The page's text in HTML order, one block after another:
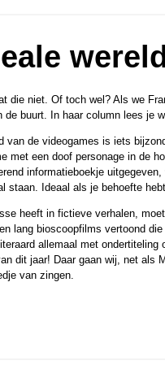
wereld
die niet. Of toch wel? Als we
de buurt. In haar column lees je
van de videogames is iets
met een doof personage in de
informatieboekje
staan. Ideaal als je behoefte
heeft in fictieve verhalen,
lang bioscoopfilms vertoond
allemaal met
dit jaar! Daar gaan wij, net als
van zingen.